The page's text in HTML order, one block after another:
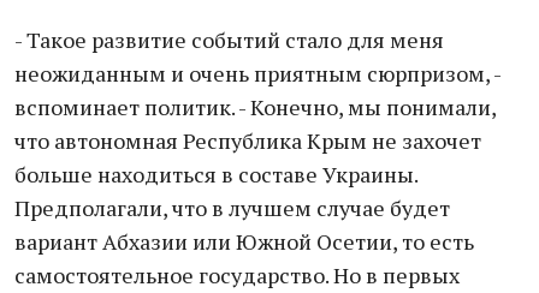
- Такое развитие событий стало для меня
неожиданным и очень приятным сюрпризом, -
вспоминает политик. - Конечно, мы понимали,
что автономная Республика Крым не захочет
больше находиться в составе Украины.
Предполагали, что в лучшем случае будет
вариант Абхазии или Южной Осетии, то есть
самостоятельное государство. Но в первых